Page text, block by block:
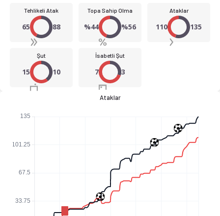
Tehlikeli Atak
65 88
Topa Sahip Olma
%44 %56
Ataklar
110 135
Şut
15 10
İsabetli Şut
7 3
Ataklar